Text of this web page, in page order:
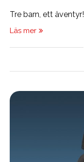
Tre barn, ett äventyr!
Läs mer